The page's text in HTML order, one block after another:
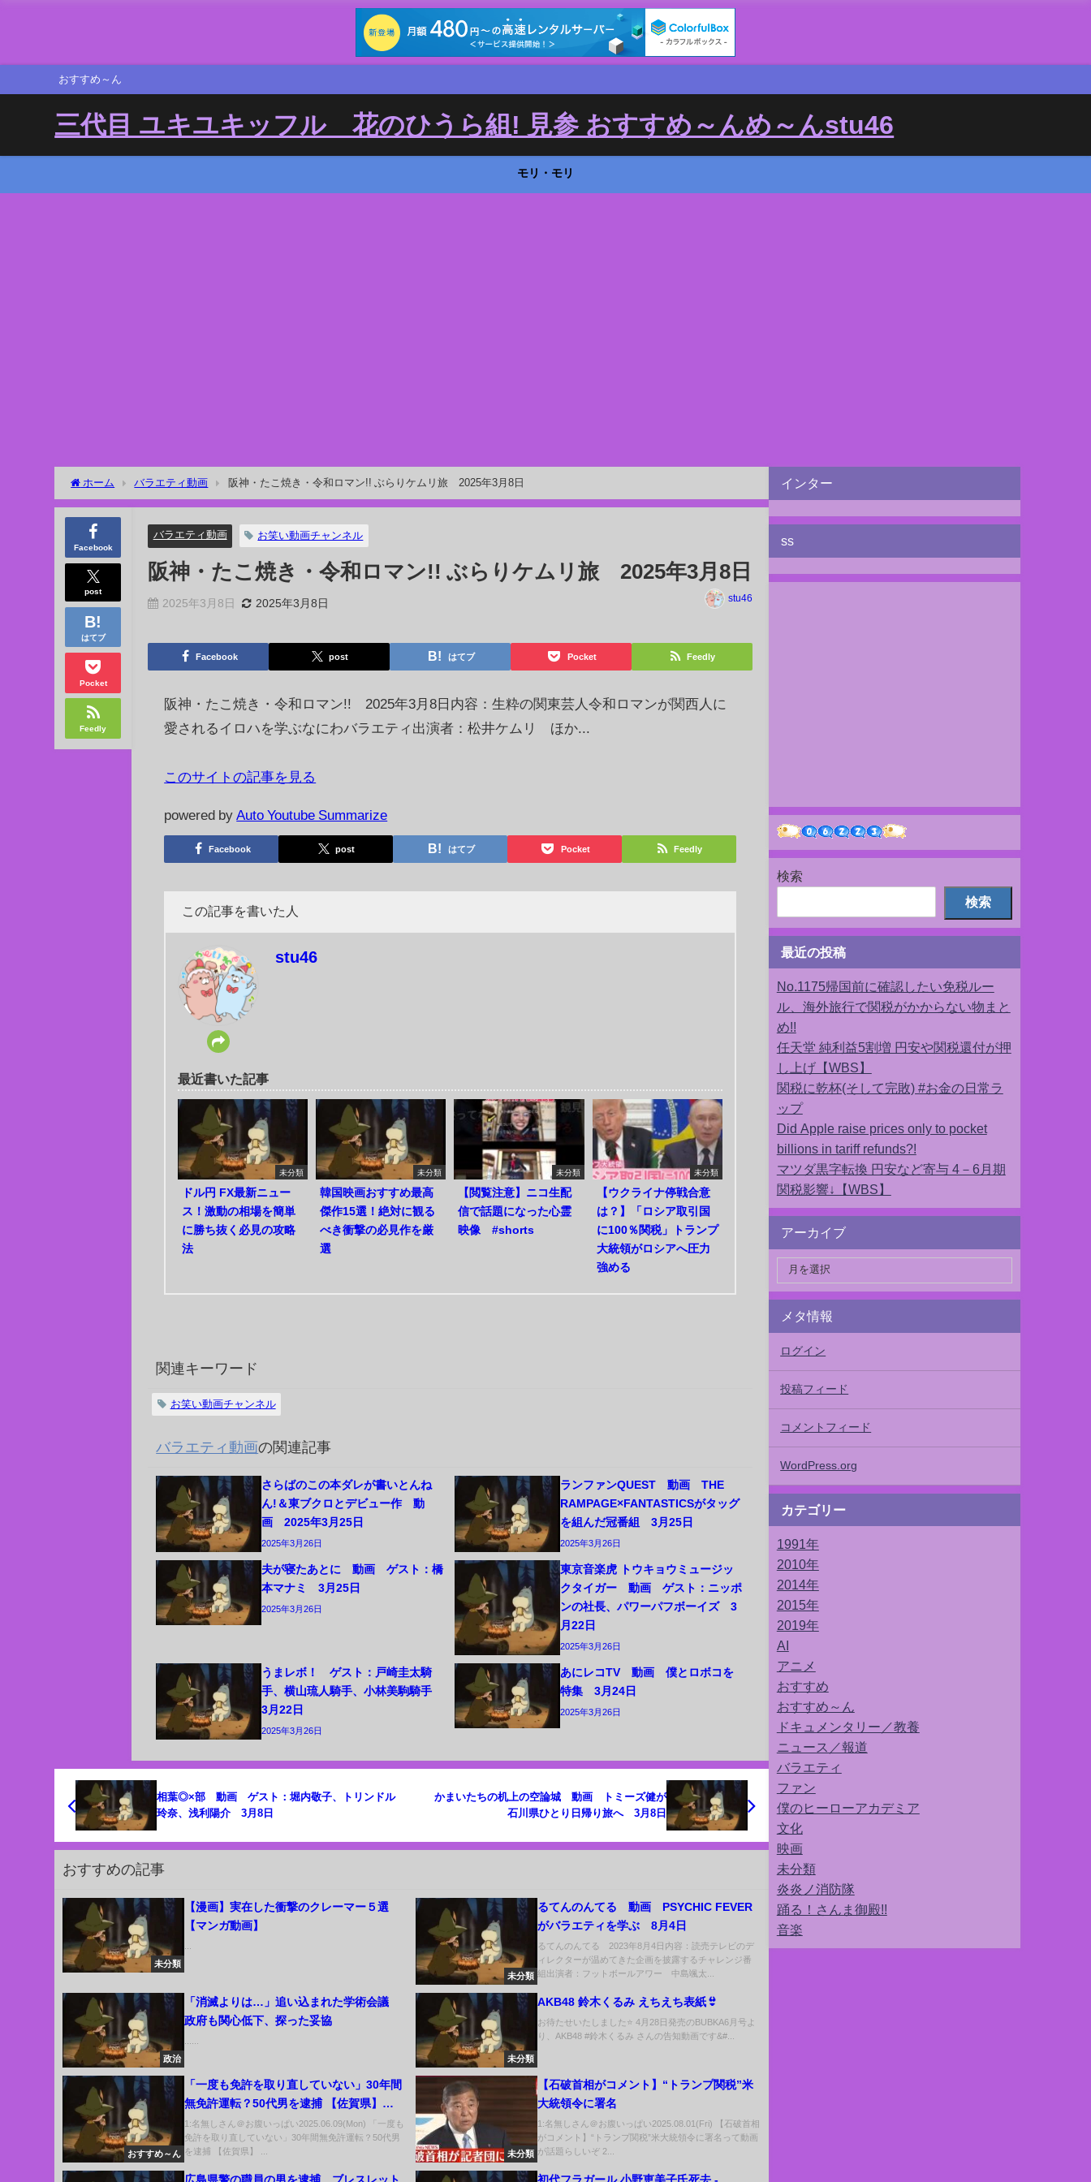
おすすめ～ん
三代目 ユキユキッフル 花のひうら組! 見参 おすすめ～んめ～んstu46
モリ・モリ
ホーム バラエティ動画 阪神・たこ焼き・令和ロマン!! ぶらりケムリ旅 2025年3月8日
Facebook
post
はてブ
Pocket
Feedly
バラエティ動画 お笑い動画チャンネル
阪神・たこ焼き・令和ロマン!! ぶらりケムリ旅 2025年3月8日
2025年3月8日 2025年3月8日 stu46
Facebook post はてブ Pocket Feedly
阪神・たこ焼き・令和ロマン!! 2025年3月8日内容：生粋の関東芸人令和ロマンが関西人に
愛されるイロハを学ぶなにわバラエティ出演者：松井ケムリ ほか...
このサイトの記事を見る
powered by Auto Youtube Summarize
Facebook post はてブ Pocket Feedly
この記事を書いた人
stu46
最近書いた記事
未分類
ドル円 FX最新ニュー
ス！激動の相場を簡単
に勝ち抜く必見の攻略
法
未分類
韓国映画おすすめ最高
傑作15選！絶対に観る
べき衝撃の必見作を厳
選
未分類
【閲覧注意】ニコ生配
信で話題になった心霊
映像 #shorts
未分類
【ウクライナ停戦合意
は？】「ロシア取引国
に100％関税」トランプ
大統領がロシアへ圧力
強める
関連キーワード
お笑い動画チャンネル
バラエティ動画の関連記事
さらばのこの本ダレが書いとんね
ん!＆東ブクロとデビュー作 動
画 2025年3月25日
2025年3月26日
ランファンQUEST 動画 THE
RAMPAGE×FANTASTICSがタッグ
を組んだ冠番組 3月25日
2025年3月26日
夫が寝たあとに 動画 ゲスト：橋
本マナミ 3月25日
2025年3月26日
東京音楽虎 トウキョウミュージッ
クタイガー 動画 ゲスト：ニッポ
ンの社長、パワーパフボーイズ 3
月22日
2025年3月26日
うまレボ！ ゲスト：戸崎圭太騎
手、横山琉人騎手、小林美駒騎手
3月22日
2025年3月26日
あにレコTV 動画 僕とロボコを
特集 3月24日
2025年3月26日
相葉◎×部 動画 ゲスト：堀内敬子、トリンドル
玲奈、浅利陽介 3月8日
かまいたちの机上の空論城 動画 トミーズ健が
石川県ひとり日帰り旅へ 3月8日
おすすめの記事
未分類
【漫画】実在した衝撃のクレーマー５選
【マンガ動画】
未分類
るてんのんてる 動画 PSYCHIC FEVER
がバラエティを学ぶ 8月4日
るてんのんてる 2023年8月4日内容：読売テレビのデ
ィレクターが温めてきた企画を披露するチャレンジ番
組出演者：フットボールアワー 中島颯太...
政治
「消滅よりは…」追い込まれた学術会議
政府も関心低下、探った妥協
未分類
AKB48 鈴木くるみ えちえち表紙👙
お待たせいたしました⭐️ 4月28日発売のBUBKA6月号よ
り、AKB48 #鈴木くるみ さんの告知動画です&#...
おすすめ～ん
「一度も免許を取り直していない」30年間
無免許運転？50代男を逮捕 【佐賀県】
(25/06/04 18:40)
1:名無しさん＠お腹いっぱい2025.06.09(Mon) 「一度も
免許を取り直していない」30年間無免許運転？50代男
を逮捕 【佐賀県】 ...
未分類
【石破首相がコメント】“トランプ関税”米
大統領令に署名
1:名無しさん＠お腹いっぱい2025.08.01(Fri) 【石破首相
がコメント】“トランプ関税”米大統領令に署名って動画
が話題らしいぞ 2...
インター
ss
検索
検索
最近の投稿
No.1175帰国前に確認したい免税ルー
ル、海外旅行で関税がかからない物まと
め!!
任天堂 純利益5割増 円安や関税還付が押
し上げ【WBS】
関税に乾杯(そして完敗) #お金の日常ラ
ップ
Did Apple raise prices only to pocket
billions in tariff refunds?!
マツダ黒字転換 円安など寄与 4－6月期
関税影響↓【WBS】
アーカイブ
メタ情報
ログイン
投稿フィード
コメントフィード
WordPress.org
カテゴリー
1991年
2010年
2014年
2015年
2019年
AI
アニメ
おすすめ
おすすめ～ん
ドキュメンタリー／教養
ニュース／報道
バラエティ
ファン
僕のヒーローアカデミア
文化
映画
未分類
炎炎ノ消防隊
踊る！さんま御殿!!
音楽